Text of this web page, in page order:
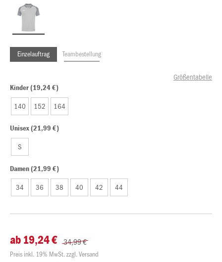
Einzelauftrag Teambestellung
Größentabelle
Kinder (19,24 €)
140 152 164
Unisex (21,99 €)
S
Damen (21,99 €)
34 36 38 40 42 44
ab 19,24 € 34,99 €
Preis inkl. 19% MwSt. zzgl. Versand